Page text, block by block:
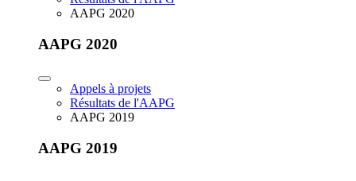
AAPG 2020
AAPG 2020
Appels à projets
Résultats de l'AAPG
AAPG 2019
AAPG 2019